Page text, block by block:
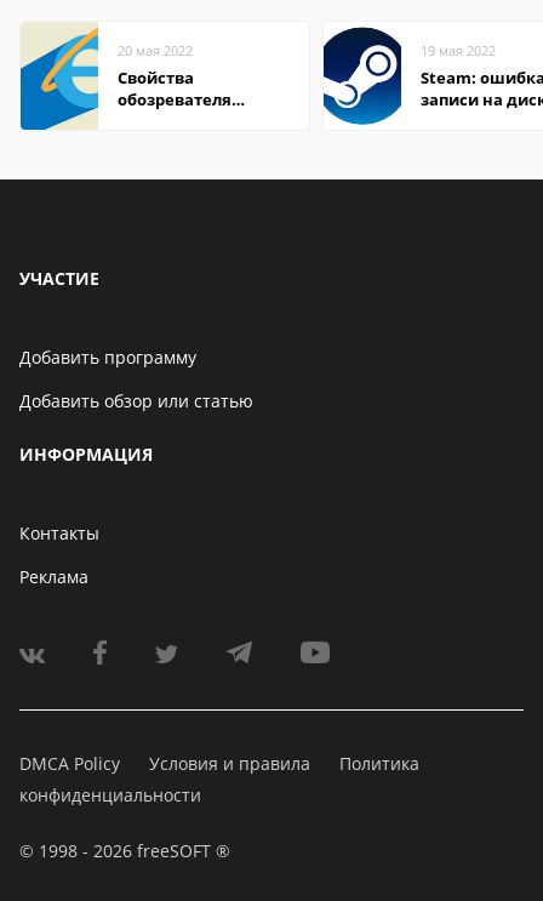
20 мая 2022
Свойства
обозревателя
19 мая 2022
Steam:
записи на
УЧАСТИЕ
Добавить программу
Добавить обзор или статью
ИНФОРМАЦИЯ
Контакты
Реклама
DMCA Policy Условия и правила
Политика
конфиденциальности
© 1998 - 2026 freeSOFT ®